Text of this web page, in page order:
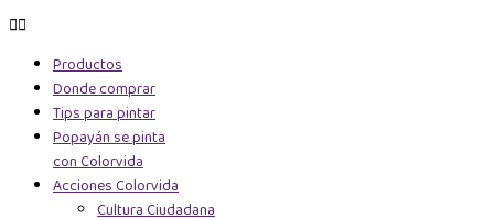
Productos
Donde comprar
Tips para pintar
Popayán se pinta
con Colorvida
Acciones Colorvida
Cultura Ciudadana